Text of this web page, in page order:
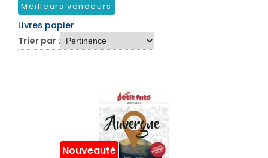
Meilleurs vendeurs
Livres papier
Trier par :
Nouveauté